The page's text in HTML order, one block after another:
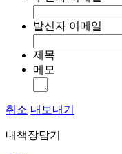
발신자 이메일
제목
메모
취소 내보내기
내책장담기